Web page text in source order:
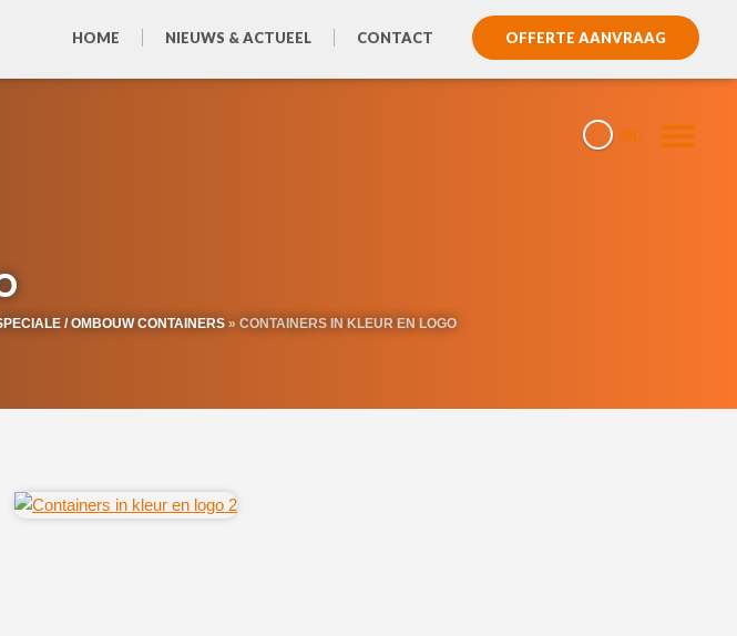
HOME NIEUWS & ACTUEEL CONTACT OFFERTE AANVRAAG
NL
/ OMBOUW CONTAINERS» CONTAINERS IN KLEUR EN LOGO